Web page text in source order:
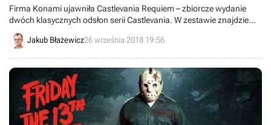
Firma Konami ujawniła Castlevania Requiem – zbiorcze wydanie
dwóch klasycznych odsłon serii Castlevania. W zestawie znajdziemy
oryginalne wersje Symphony of the Night oraz Rondo of Blood z
pewnymi modyfikacjami. Pakiet zadebiutuje pod koniec października
Jakub Błażewicz26 września 2018 19:56